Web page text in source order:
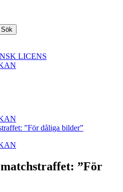
LICENS
”För dåliga bilder”
”För